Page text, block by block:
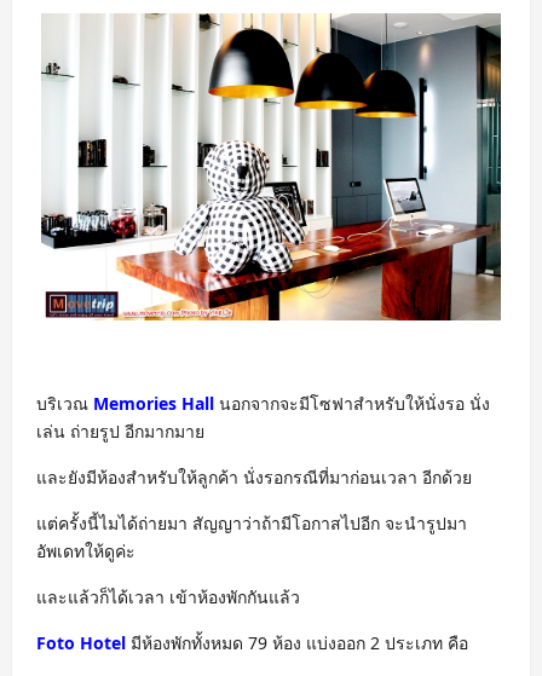
บริเวณ Memories Hall นอกจากจะมีโซฟาสำหรับให้นั่งรอ นั่ง
เล่น ถ่ายรูป อีกมากมาย
และยังมีห้องสำหรับให้ลูกค้า นั่งรอกรณีที่มาก่อนเวลา อีกด้วย
แต่ครั้งนี้ไมได้ถ่ายมา สัญญาว่าถ้ามีโอกาสไปอีก จะนำรูปมา
อัพเดทให้ดูค่ะ
และแล้วก็ได้เวลา เข้าห้องพักกันแล้ว
Foto Hotel มีห้องพักทั้งหมด 79 ห้อง แบ่งออก 2 ประเภท คือ